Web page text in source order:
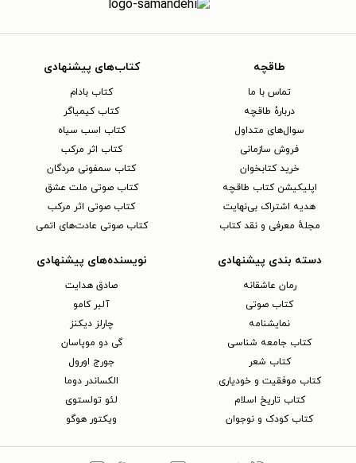
طاقچه
تماس با ما
دربارهٔ طاقچه
سوال‌های متداول
فروش سازمانی
خرید کتابخوان
اپلیکیشن کتاب طاقچه
هدیه اشتراک بی‌نهایت
مجلهٔ معرفی و نقد کتاب
کتاب‌های پیشنهادی
کتاب بادام
کتاب کیمیاگر
کتاب اسب سیاه
کتاب اثر مرکب
کتاب سمفونی مردگان
کتاب صوتی ملت عشق
کتاب صوتی اثر مرکب
کتاب صوتی عادت‌های اتمی
دسته بندی پیشنهادی
رمان عاشقانه
کتاب‌ صوتی
نمایشنامه
کتاب جامعه شناسی
کتاب شعر
کتاب موفقیت و خودیاری
کتاب تاریخ اسلام
کتاب کودک و نوجوان
نویسنده‌های پیشنهادی
صادق هدایت
آلبر کامو
چارلز دیکنز
گی دو موپاسان
جورج اورول
الکساندر دوما
لئو تولستوی
ویکتور هوگو